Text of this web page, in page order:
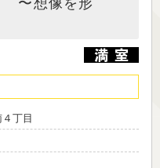
〜想像を形
丁目